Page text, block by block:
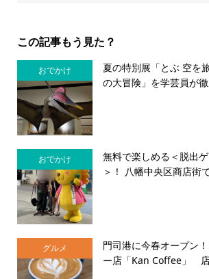
この記事もう見た？
おでかけ
夏の特別展「とぶ 空を
の大冒険」を学芸員が
おでかけ
無料で楽しめる＜脱出
＞！ 八幡中央区商店街
グルメ
門司港に今春オープン
ー店「Kan Coffee」